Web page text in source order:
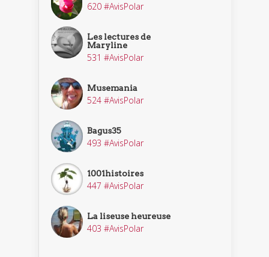
620 #AvisPolar
Les lectures de
Maryline
531 #AvisPolar
Musemania
524 #AvisPolar
Bagus35
493 #AvisPolar
1001histoires
447 #AvisPolar
La liseuse heureuse
403 #AvisPolar